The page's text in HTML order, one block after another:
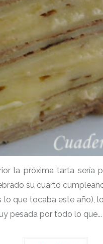
la próxima tarta sería
su cuarto
lo que tocaba este año),
pesada por todo lo que...